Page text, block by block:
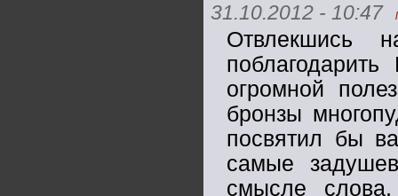
31.10.2012 - 10:47
огромной
бронзы
посвятил бы
самые
смысле